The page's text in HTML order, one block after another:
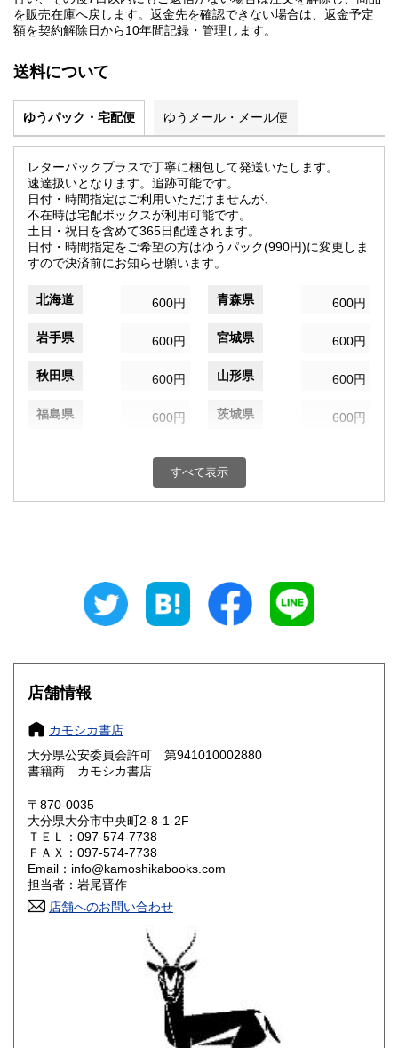
を販売在庫へ戻します。返金先を確認できない場合は、返金予定
額を契約解除日から10年間記録・管理します。
送料について
ゆうパック・宅配便 ゆうメール・メール便
レターパックプラスで丁寧に梱包して発送いたします。
速達扱いとなります。追跡可能です。
日付・時間指定はご利用いただけませんが、
不在時は宅配ボックスが利用可能です。
土日・祝日を含めて365日配達されます。
日付・時間指定をご希望の方はゆうパック(990円)に変更しま
すので決済前にお知らせ願います。
北海道 600円 青森県 600円
岩手県 600円 宮城県 600円
秋田県 600円 山形県 600円
福島県 600円 茨城県 600円
600円
千葉県
600円 福井県
岐阜県
愛知県
滋賀県 600円 京都府
奈良県 600円
鳥取県 600円 島根県
岡山県 600円
600円
600円
600円 福岡県
すべて表示
店舗情報
カモシカ書店
大分県公安委員会許可 第941010002880
書籍商 カモシカ書店
〒870-0035
大分県大分市中央町2-8-1-2F
ＴＥＬ：097-574-7738
ＦＡＸ：097-574-7738
Email：info@kamoshikabooks.com
担当者：岩尾晋作
店舗へのお問い合わせ